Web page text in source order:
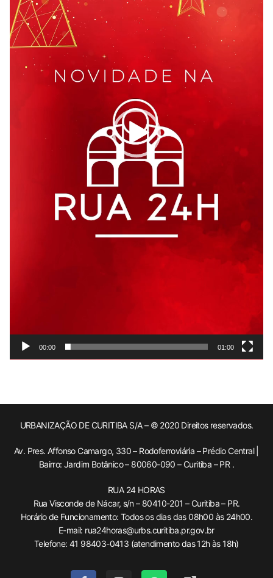
00:00 01:00
URBANIZAÇÃO DE CURITIBA S/A – © 2020 Direitos reservados.
Av. Pres. Affonso Camargo, 330 – Rodoferroviária – Prédio Central |
Bairro: Jardim Botânico – 80060-090 – Curitiba – PR .
RUA 24 HORAS
Rua Visconde de Nácar, s/n – 80410-201 – Curitiba – PR.
Horário de Funcionamento: Todos os dias das 08h00 às 24h00.
E-mail: rua24horas@urbs.curitiba.pr.gov.br
Telefone: 41 98403-0413 (atendimento das 12h às 18h)